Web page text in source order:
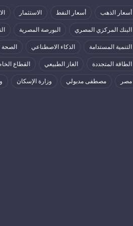
أسعار الذهب أسعار النفط الاستثمار
البنك المركزي المصري البورصة المصرية
التنمية المستدامة الذكاء الاصطناعي الصحة
الطاقة المتجددة الغاز الطبيعي القطاع
مصر مصطفى مدبولي وزارة الإسكان